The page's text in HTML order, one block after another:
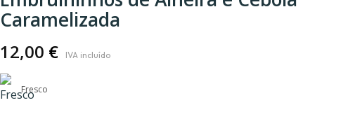
Caramelizada
12,00 €
Fresco